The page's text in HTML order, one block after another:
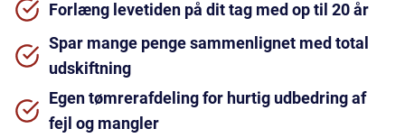
Forlæng levetiden på dit tag med op til 20 år
Spar mange penge sammenlignet med total
udskiftning
Egen tømrerafdeling for hurtig udbedring af
fejl og mangler